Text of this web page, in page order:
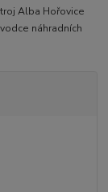
Alba Hořovice
náhradních